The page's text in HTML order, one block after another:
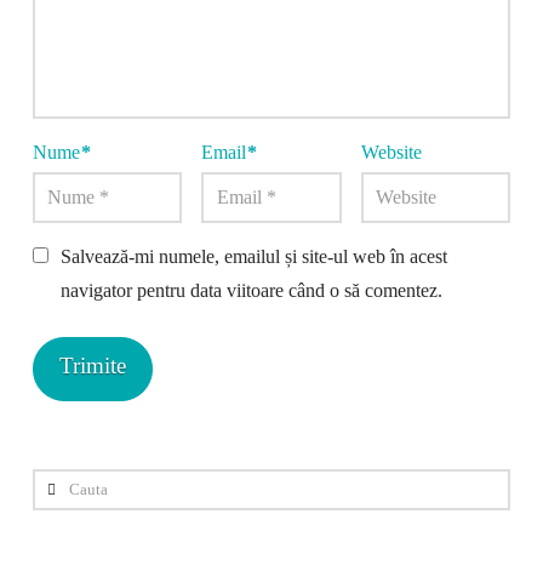
Nume* Email* Website
Salvează-mi numele, emailul și site-ul web în acest
navigator pentru data viitoare când o să comentez.
Cauta